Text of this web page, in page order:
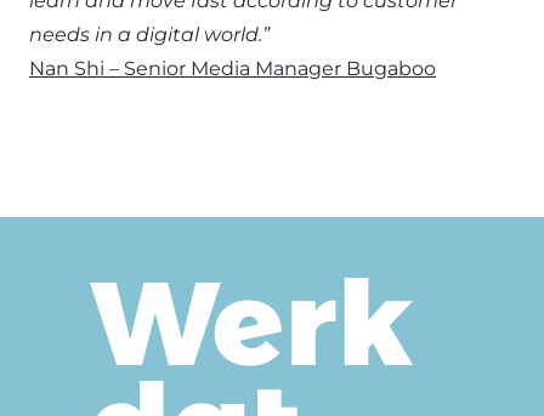
needs in a digital world.”
Nan Shi – Senior Media Manager Bugaboo